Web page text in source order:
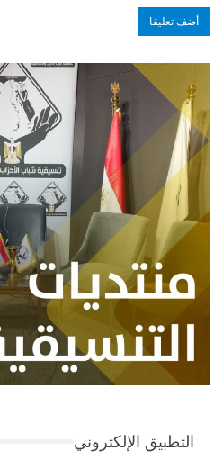
التطبيق الإلكتروني